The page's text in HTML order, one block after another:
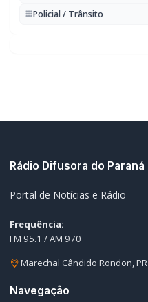
Policial / Trânsito
Rádio Difusora do Paraná
Portal de Notícias e Rádio
Frequência:
FM 95.1 / AM 970
Marechal Cândido Rondon, PR
Navegação